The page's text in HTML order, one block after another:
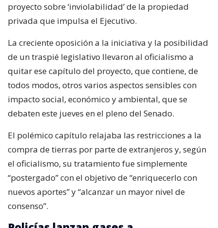
proyecto sobre ‘inviolabilidad’ de la propiedad
privada que impulsa el Ejecutivo.
La creciente oposición a la iniciativa y la posibilidad
de un traspié legislativo llevaron al oficialismo a
quitar ese capítulo del proyecto, que contiene, de
todos modos, otros varios aspectos sensibles con
impacto social, económico y ambiental, que se
debaten este jueves en el pleno del Senado.
El polémico capítulo relajaba las restricciones a la
compra de tierras por parte de extranjeros y, según
el oficialismo, su tratamiento fue simplemente
“postergado” con el objetivo de “enriquecerlo con
nuevos aportes” y “alcanzar un mayor nivel de
consenso”.